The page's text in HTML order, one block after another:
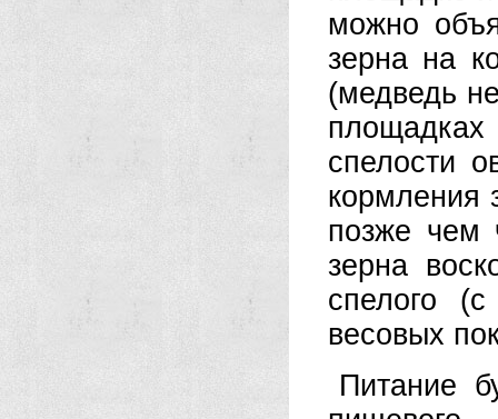
можно
зерна на
(медведь
спелости
кормления
позже чем
зерна
спелого
весовых
Питание